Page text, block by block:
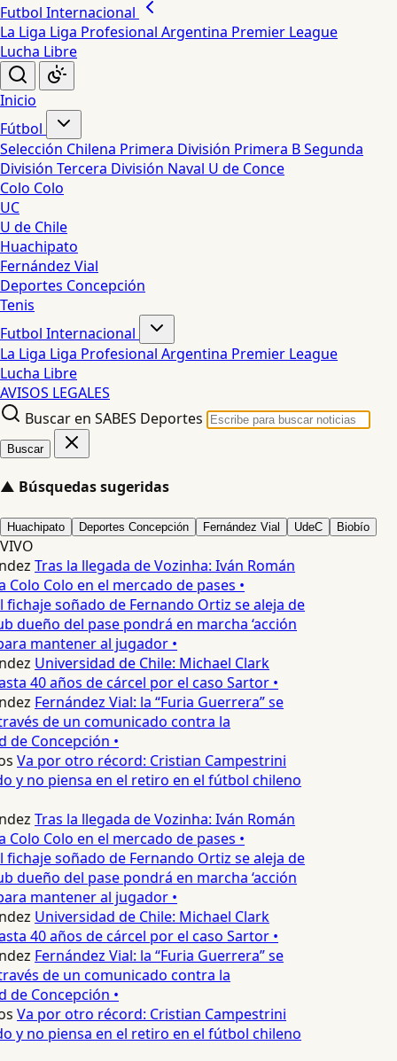
Futbol Internacional
La Liga Liga Profesional Argentina Premier League
Lucha Libre
Inicio
Fútbol
Selección Chilena Primera División Primera BSegunda
División Tercera División Naval U de Conce
Colo Colo
UC
U de Chile
Huachipato
Fernández Vial
Deportes Concepción
Tenis
Futbol Internacional
La Liga Liga Profesional Argentina Premier League
Lucha Libre
AVISOS LEGALES
Buscar en SABES Deportes
Buscar
▲ Búsquedas sugeridas
Huachipato Deportes Concepción Fernández Vial UdeC Biobío
VIVO
Tras la llegada de Vozinha: Iván Román
Colo en el mercado de pases •
fichaje soñado de Fernando Ortiz se aleja de
dueño del pase pondrá en marcha ‘acción
mantener al jugador •
Universidad de Chile: Michael Clark
40 años de cárcel por el caso Sartor •
Fernández Vial: la “Furia Guerrera” se
de un comunicado contra la
Concepción •
Va por otro récord: Cristian Campestrini
y no piensa en el retiro en el fútbol chileno
Tras la llegada de Vozinha: Iván Román
Colo en el mercado de pases •
fichaje soñado de Fernando Ortiz se aleja de
dueño del pase pondrá en marcha ‘acción
mantener al jugador •
Universidad de Chile: Michael Clark
40 años de cárcel por el caso Sartor •
Fernández Vial: la “Furia Guerrera” se
de un comunicado contra la
Concepción •
Va por otro récord: Cristian Campestrini
y no piensa en el retiro en el fútbol chileno